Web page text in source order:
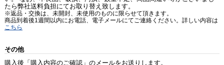
たら弊社送料負担にてお取り替え致します。
※返品・交換は、未開封、未使用のものに限らせて頂きます。
商品到着後1週間以内にお電話、電子メールにてご連絡ください。詳しい内容は
こちら
その他
購入後「購入内容のご確認」のメールをお送りします。